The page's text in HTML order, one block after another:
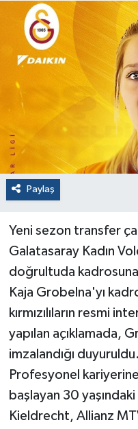
Paylaş
Yeni sezon transfer
Galatasaray Kadın
doğrultuda kadrosuna
Kaja Grobelna'yı
kırmızılıların resmi
yapılan açıklamada,
imzalandığı duyuruldu.
Profesyonel
başlayan 30
Kieldrecht, Allianz
Sağlık